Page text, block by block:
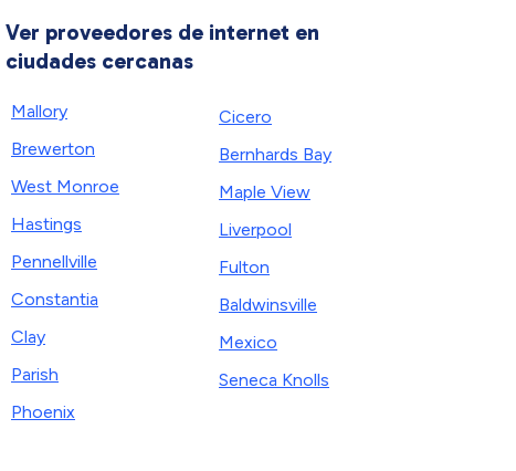
Ver proveedores de internet en
ciudades cercanas
Mallory
Brewerton
West Monroe
Hastings
Pennellville
Constantia
Clay
Parish
Phoenix
Cicero
Bernhards Bay
Maple View
Liverpool
Fulton
Baldwinsville
Mexico
Seneca Knolls